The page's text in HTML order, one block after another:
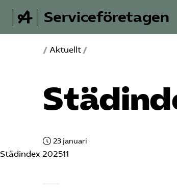
Serviceföretagen
/ Aktuellt /
23 januari
Städindex 202511